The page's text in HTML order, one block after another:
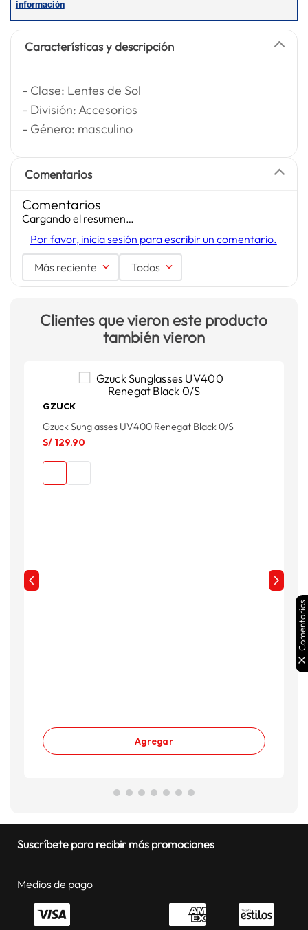
Características y descripción
- Clase: Lentes de Sol
- División: Accesorios
- Género: masculino
Comentarios
Comentarios
Cargando el resumen…
Por favor, inicia sesión para escribir un comentario.
Más reciente Todos
Clientes que vieron este producto
también vieron
GZUCK
Gzuck Sunglasses UV400 Renegat Black 0/S
S/ 129.90
Agregar
Suscríbete para recibir más promociones
Medios de pago
Comentarios